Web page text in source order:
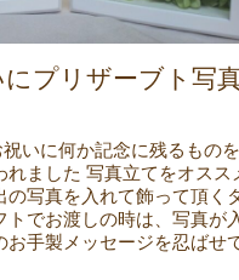
プリザーブト写
いに何か記念に残るものを
れました 写真立てをオスス
の写真を入れて飾って頂く
トでお渡しの時は、写真が
お手製メッセージを忍ばせ